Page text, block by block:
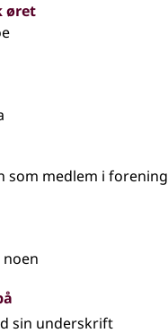
øret
som medlem i forening
sin underskrift